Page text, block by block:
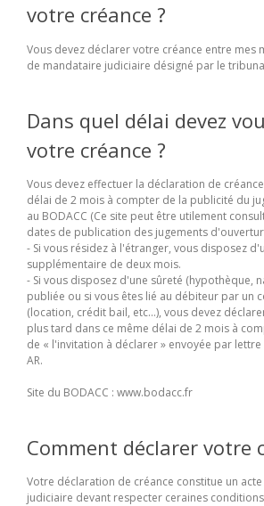
votre créance ?
Vous devez déclarer votre créance entre mes
de mandataire judiciaire désigné par le
Dans quel délai devez
votre créance ?
Vous devez effectuer la déclaration de
délai de 2 mois à compter de la publicité du
au BODACC (Ce site peut être utilement
dates de publication des jugements
- Si vous résidez à l'étranger, vous disposez
supplémentaire de deux mois.
- Si vous disposez d'une sûreté (hypothèque,
publiée ou si vous êtes lié au débiteur par un
(location, crédit bail, etc...), vous devez
plus tard dans ce même délai de 2 mois à
de « l'invitation à déclarer » envoyée par
AR.
Site du BODACC : www.bodacc.fr
Comment déclarer votre
Votre déclaration de créance constitue un
judiciaire devant respecter ceraines